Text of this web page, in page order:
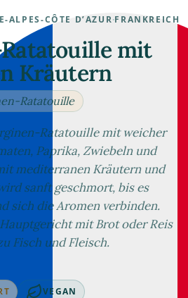
ALPES-CÔTE D’AZUR·FRANKREICH
mit
Kräutern
Ratatouille
Ratatouille mit weicher
Paprika, Zwiebeln und
mediterranen Kräutern und
sanft geschmort, bis es
sich die Aromen verbinden.
mit Brot oder Reis
Fisch und Fleisch.
VEGAN